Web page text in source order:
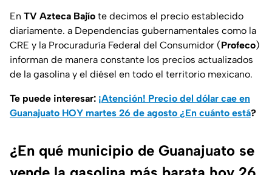
En TV Azteca Bajío te decimos el precio establecido
diariamente. a Dependencias gubernamentales como la
CRE y la Procuraduría Federal del Consumidor (Profeco)
informan de manera constante los precios actualizados
de la gasolina y el diésel en todo el territorio mexicano.
Te puede interesar: ¡Atención! Precio del dólar cae en
Guanajuato HOY martes 26 de agosto ¿En cuánto está?
¿En qué municipio de Guanajuato se